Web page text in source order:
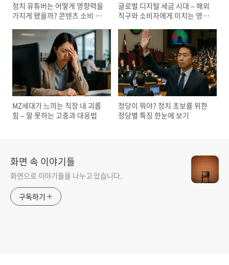
정치 유튜버는 어떻게 영향력을
가지게 됐을까? 콘텐츠 소비 트
글로벌 디지털 세금 시대 – 해외
직구와 소비자에게 미치는 영향
MZ세대가 느끼는 직장 내 괴롭
힘 – 말 못하는 고충과 대응법
정당이 뭐야? 정치 초보를 위한
정당별 특징 한눈에 보기
화면 속 이야기들
화면으로 이야기들을 나누고 있습니다.
구독하기